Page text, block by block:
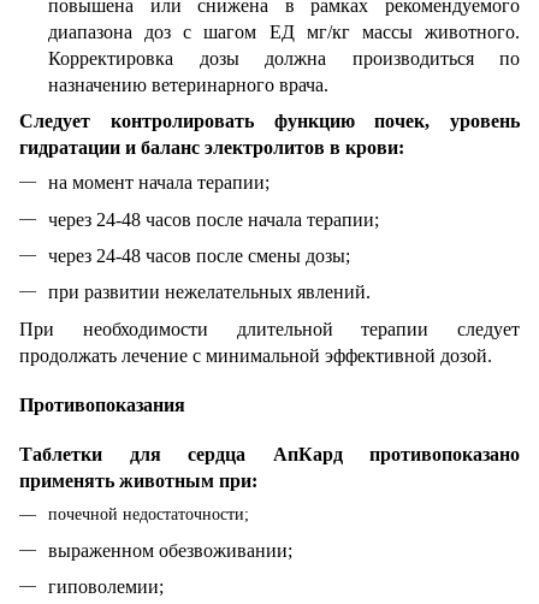
повышена или снижена в рамках рекомендуемого
диапазона доз с шагом ЕД мг/кг массы животного.
Корректировка дозы должна производиться по
назначению ветеринарного врача.
Следует контролировать функцию почек, уровень
гидратации и баланс электролитов в крови:
на момент начала терапии;
через 24-48 часов после начала терапии;
через 24-48 часов после смены дозы;
при развитии нежелательных явлений.
При необходимости длительной терапии следует
продолжать лечение с минимальной эффективной дозой.
Противопоказания
Таблетки для сердца АпКард противопоказано
применять животным при:
почечной недостаточности;
выраженном обезвоживании;
гиповолемии;